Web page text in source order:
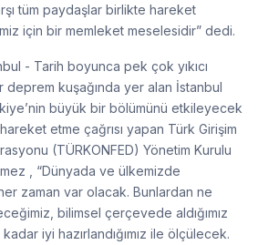
tüm paydaşlar birlikte hareket
için bir memleket meselesidir” dedi.
- Tarih boyunca pek çok yıkıcı
kuşağında yer alan İstanbul
büyük bir bölümünü etkileyecek
etme çağrısı yapan Türk Girişim
(TÜRKONFED) Yönetim Kurulu
, “Dünyada ve ülkemizde
zaman var olacak. Bunlardan ne
bilimsel çerçevede aldığımız
iyi hazırlandığımız ile ölçülecek.